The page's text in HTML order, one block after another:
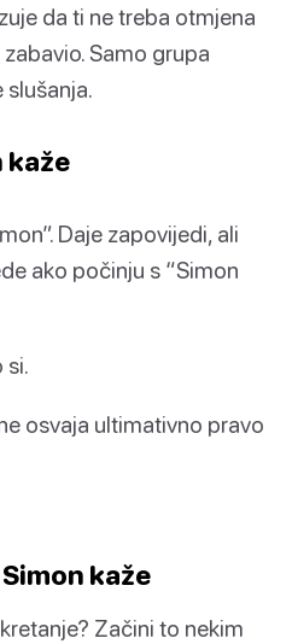
da ti ne treba otmjena
Samo grupa
slušanja.
kaže
Daje zapovijedi, ali
ako počinju s “Simon
si.
osvaja ultimativno pravo
kaže
Začini to nekim